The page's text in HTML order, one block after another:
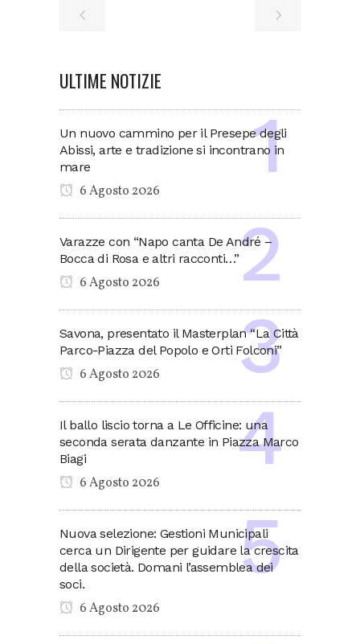
ULTIME NOTIZIE
Un nuovo cammino per il Presepe degli
Abissi, arte e tradizione si incontrano in
mare
6 Agosto 2026
Varazze con “Napo canta De André –
Bocca di Rosa e altri racconti…”
6 Agosto 2026
Savona, presentato il Masterplan “La Città
Parco-Piazza del Popolo e Orti Folconi”
6 Agosto 2026
Il ballo liscio torna a Le Officine: una
seconda serata danzante in Piazza Marco
Biagi
6 Agosto 2026
Nuova selezione: Gestioni Municipali
cerca un Dirigente per guidare la crescita
della società. Domani l’assemblea dei
soci.
6 Agosto 2026